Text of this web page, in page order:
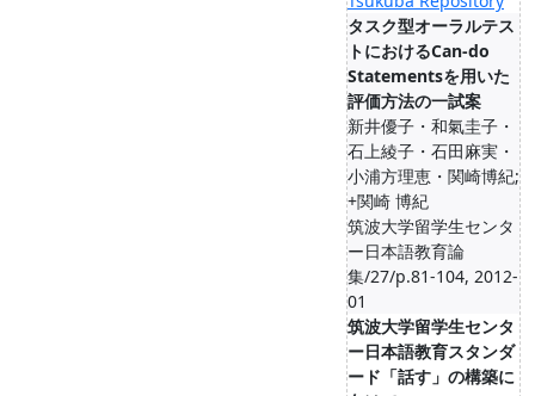
タスク型オーラルテス
トにおけるCan-do
Statementsを用いた
評価方法の一試案
新井優子・和氣圭子・
石上綾子・石田麻実・
小浦方理恵・関崎博紀;
+関崎 博紀
筑波大学留学生センタ
ー日本語教育論
集/27/p.81-104, 2012-
01
筑波大学留学生センタ
ー日本語教育スタンダ
ード「話す」の構築に